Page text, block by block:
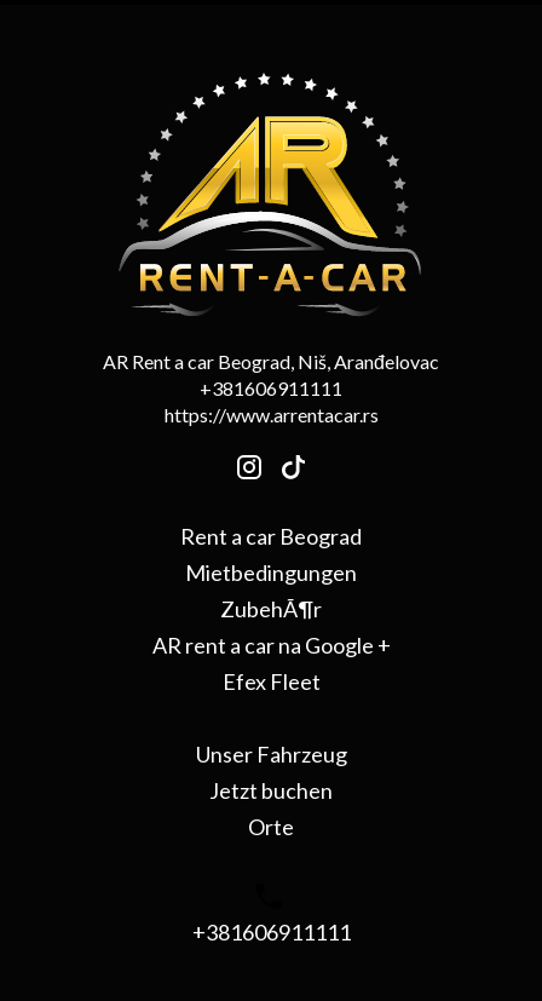
AR Rent a car Beograd, Niš, Aranđelovac
+381606911111
https://www.arrentacar.rs
Rent a car Beograd
Mietbedingungen
ZubehÃ¶r
AR rent a car na Google +
Efex Fleet
Unser Fahrzeug
Jetzt buchen
Orte
+381606911111